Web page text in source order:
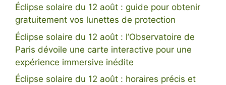
Éclipse solaire du 12 août : guide pour obtenir
gratuitement vos lunettes de protection
Éclipse solaire du 12 août : l’Observatoire de
Paris dévoile une carte interactive pour une
expérience immersive inédite
Éclipse solaire du 12 août : horaires précis et